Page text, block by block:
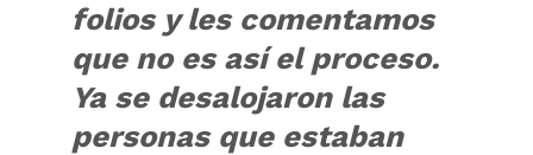
folios y les comentamos
que no es así el proceso.
Ya se desalojaron las
personas que estaban